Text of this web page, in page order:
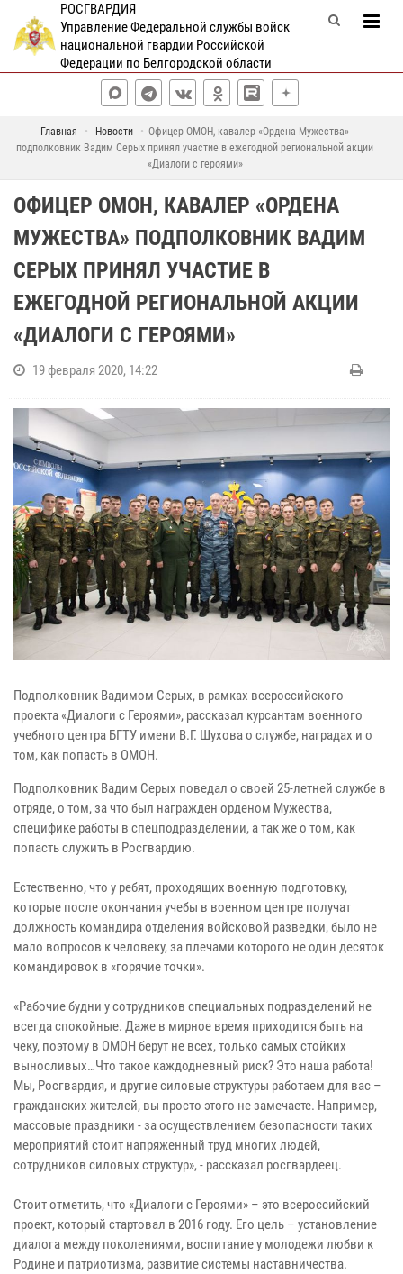
РОСГВАРДИЯ
Управление Федеральной службы войск
национальной гвардии Российской
Федерации по Белгородской области
Главная Новости
Офицер ОМОН, кавалер «Ордена Мужества»
подполковник Вадим Серых принял участие в ежегодной региональной акции
«Диалоги с героями»
ОФИЦЕР ОМОН, КАВАЛЕР «ОРДЕНА
МУЖЕСТВА» ПОДПОЛКОВНИК ВАДИМ
СЕРЫХ ПРИНЯЛ УЧАСТИЕ В
ЕЖЕГОДНОЙ РЕГИОНАЛЬНОЙ АКЦИИ
«ДИАЛОГИ С ГЕРОЯМИ»
19 февраля 2020, 14:22
Подполковник Вадимом Серых, в рамках всероссийского
проекта «Диалоги с Героями», рассказал курсантам военного
учебного центра БГТУ имени В.Г. Шухова о службе, наградах и о
том, как попасть в ОМОН.
Подполковник Вадим Серых поведал о своей 25-летней службе в
отряде, о том, за что был награжден орденом Мужества,
специфике работы в спецподразделении, а так же о том, как
попасть служить в Росгвардию.
Естественно, что у ребят, проходящих военную подготовку,
которые после окончания учебы в военном центре получат
должность командира отделения войсковой разведки, было не
мало вопросов к человеку, за плечами которого не один десяток
командировок в «горячие точки».
«Рабочие будни у сотрудников специальных подразделений не
всегда спокойные. Даже в мирное время приходится быть на
чеку, поэтому в ОМОН берут не всех, только самых стойких
выносливых…Что такое каждодневный риск? Это наша работа!
Мы, Росгвардия, и другие силовые структуры работаем для вас –
гражданских жителей, вы просто этого не замечаете. Например,
массовые праздники - за осуществлением безопасности таких
мероприятий стоит напряженный труд многих людей,
сотрудников силовых структур», - рассказал росгвардеец.
Стоит отметить, что «Диалоги с Героями» – это всероссийский
проект, который стартовал в 2016 году. Его цель – установление
диалога между поколениями, воспитание у молодежи любви к
Родине и патриотизма, развитие системы наставничества.